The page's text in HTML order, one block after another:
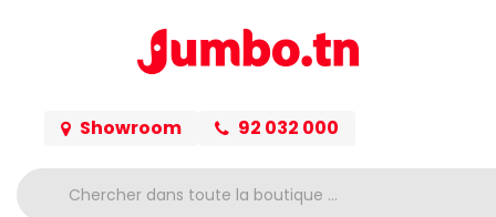
Showroom 92 032 000